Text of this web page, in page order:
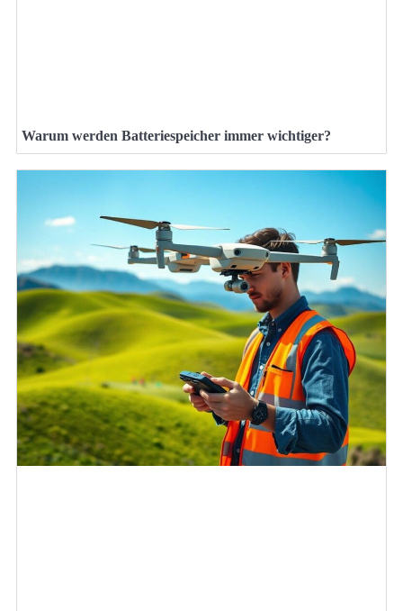
Warum werden Batteriespeicher immer wichtiger?